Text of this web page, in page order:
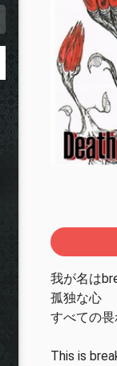
我が名は
孤独な心
すべての
This is